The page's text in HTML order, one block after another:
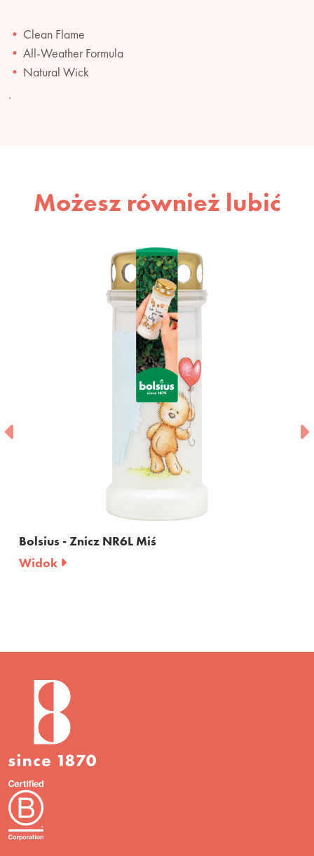
Clean Flame
All-Weather Formula
Natural Wick
.
Możesz również lubić
Bolsius - Znicz NR6L Serce